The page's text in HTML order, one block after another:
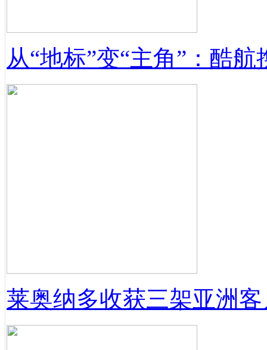
从“地标”变“主角”：酷航
莱奥纳多收获三架亚洲